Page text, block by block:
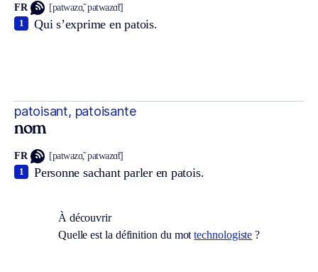
FR [patwazɑ̃, patwazɑ̃t]
Qui s’exprime en patois.
1
patoisant, patoisante
nom
FR [patwazɑ̃, patwazɑ̃t]
Personne sachant parler en patois.
1
À découvrir
Quelle est la définition du mottechnologiste ?